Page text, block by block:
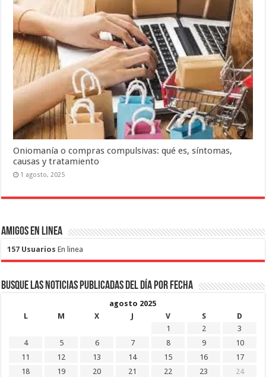
Oniomanía o compras compulsivas: qué es, síntomas,
causas y tratamiento
1 agosto, 2025
Amigos en Linea
157 Usuarios En linea
Busque las noticias publicadas del día por fecha
agosto 2025
L
M X J V S
D
1
2
3
4
5 6 7 8 9
10
11
12 13 14 15 16
17
18
19 20 21 22 23
24